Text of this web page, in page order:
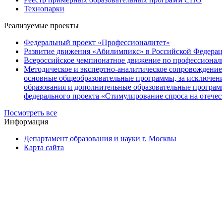
Технопарки
Реализуемые проекты
Федеральный проект «Профессионалитет»
Развитие движения «Абилимпикс» в Российской
Всероссийское чемпионатное движение по
Методическое и экспертно-аналитическое
основные общеобразовательные программы, за
образования и дополнительные образовательные
федерального проекта «Стимулирование спроса на
Посмотреть все
Информация
Департамент образования и науки г. Москвы
Карта сайта